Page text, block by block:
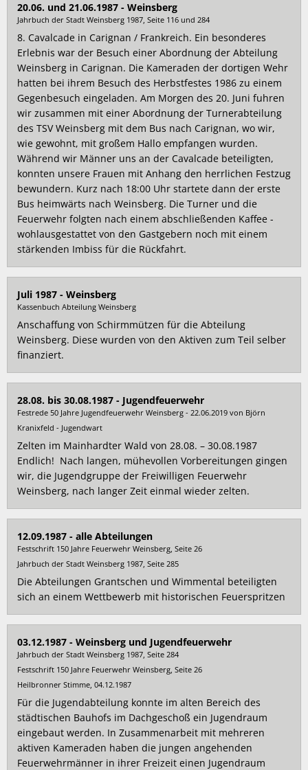
20.06. und 21.06.1987 - Weinsberg
Jahrbuch der Stadt Weinsberg 1987, Seite 116 und 284
8. Cavalcade in Carignan / Frankreich. Ein besonderes
Erlebnis war der Besuch einer Abordnung der Abteilung
Weinsberg in Carignan. Die Kameraden der dortigen Wehr
hatten bei ihrem Besuch des Herbstfestes 1986 zu einem
Gegenbesuch eingeladen. Am Morgen des 20. Juni fuhren
wir zusammen mit einer Abordnung der Turnerabteilung
des TSV Weinsberg mit dem Bus nach Carignan, wo wir,
wie gewohnt, mit großem Hallo empfangen wurden.
Während wir Männer uns an der Cavalcade beteiligten,
konnten unsere Frauen mit Anhang den herrlichen Festzug
bewundern. Kurz nach 18:00 Uhr startete dann der erste
Bus heimwärts nach Weinsberg. Die Turner und die
Feuerwehr folgten nach einem abschließenden Kaffee -
wohlausgestattet von den Gastgebern noch mit einem
stärkenden Imbiss für die Rückfahrt.
Juli 1987 - Weinsberg
Kassenbuch Abteilung Weinsberg
Anschaffung von Schirmmützen für die Abteilung
Weinsberg. Diese wurden von den Aktiven zum Teil selber
finanziert.
28.08. bis 30.08.1987 - Jugendfeuerwehr
Festrede 50 Jahre Jugendfeuerwehr Weinsberg - 22.06.2019 von Björn
Kranixfeld - Jugendwart
Zelten im Mainhardter Wald von 28.08. – 30.08.1987
Endlich! Nach langen, mühevollen Vorbereitungen gingen
wir, die Jugendgruppe der Freiwilligen Feuerwehr
Weinsberg, nach langer Zeit einmal wieder zelten.
12.09.1987 - alle Abteilungen
Festschrift 150 Jahre Feuerwehr Weinsberg, Seite 26
Jahrbuch der Stadt Weinsberg 1987, Seite 285
Die Abteilungen Grantschen und Wimmental beteiligten
sich an einem Wettbewerb mit historischen Feuerspritzen
03.12.1987 - Weinsberg und Jugendfeuerwehr
Jahrbuch der Stadt Weinsberg 1987, Seite 284
Festschrift 150 Jahre Feuerwehr Weinsberg, Seite 26
Heilbronner Stimme, 04.12.1987
Für die Jugendabteilung konnte im alten Bereich des
städtischen Bauhofs im Dachgeschoß ein Jugendraum
eingebaut werden. In Zusammenarbeit mit mehreren
aktiven Kameraden haben die jungen angehenden
Feuerwehrmänner in ihrer Freizeit einen Jugendraum